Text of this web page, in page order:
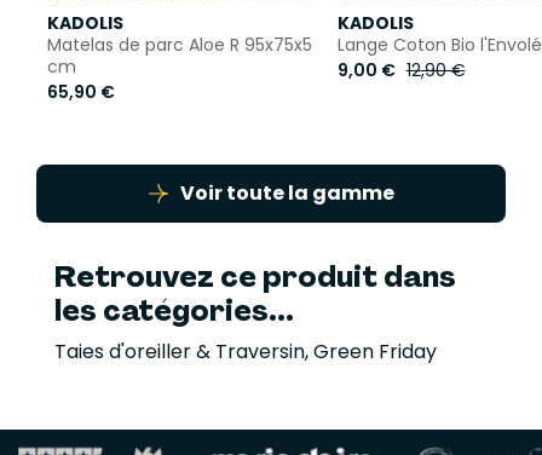
KADOLIS
Matelas de parc Aloe R 95x75x5
cm
65,90 €
KADOLIS
Lange Coton Bio
9,00 € 12,90 €
Voir toute la gamme
Retrouvez ce produit dans
les catégories...
Taies d'oreiller & Traversin,Green Friday